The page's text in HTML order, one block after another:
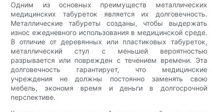
Одним из основных преимуществ металлических
медицинских табуреток является их долговечность.
Металлические табуреты созданы, чтобы выдержать
износ ежедневного использования в медицинской среде.
В отличие от деревянных или пластиковых табуреток,
металлический стул с меньшей вероятностью
разрывается или поврежден с течением времени. Эта
долговечность гарантирует, что медицинские
учреждения не должны постоянно заменять свою
мебель, экономя время и деньги в долгосрочной
перспективе.